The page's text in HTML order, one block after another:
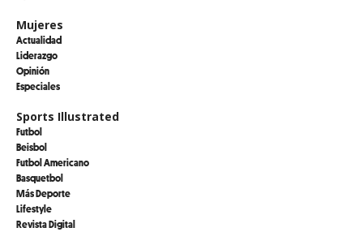
Mujeres
Actualidad
Liderazgo
Opinión
Especiales
Sports Illustrated
Futbol
Beisbol
Futbol Americano
Basquetbol
Más Deporte
Lifestyle
Revista Digital